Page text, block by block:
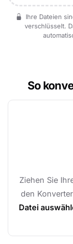
Ihre Dateien
verschlüsselt.
So
Ziehen Sie
den
Datei